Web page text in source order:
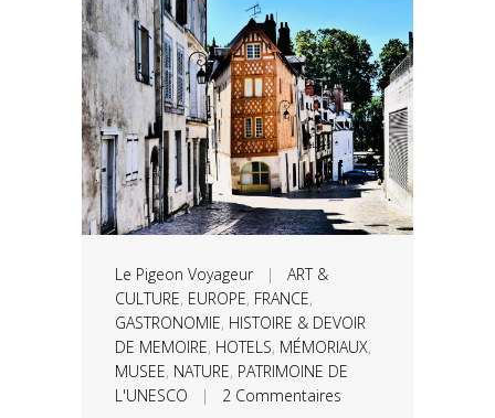
Le Pigeon Voyageur| ART &
CULTURE, EUROPE, FRANCE,
GASTRONOMIE, HISTOIRE & DEVOIR
DE MEMOIRE, HOTELS, MÉMORIAUX,
MUSEE, NATURE, PATRIMOINE DE
L'UNESCO | 2 Commentaires